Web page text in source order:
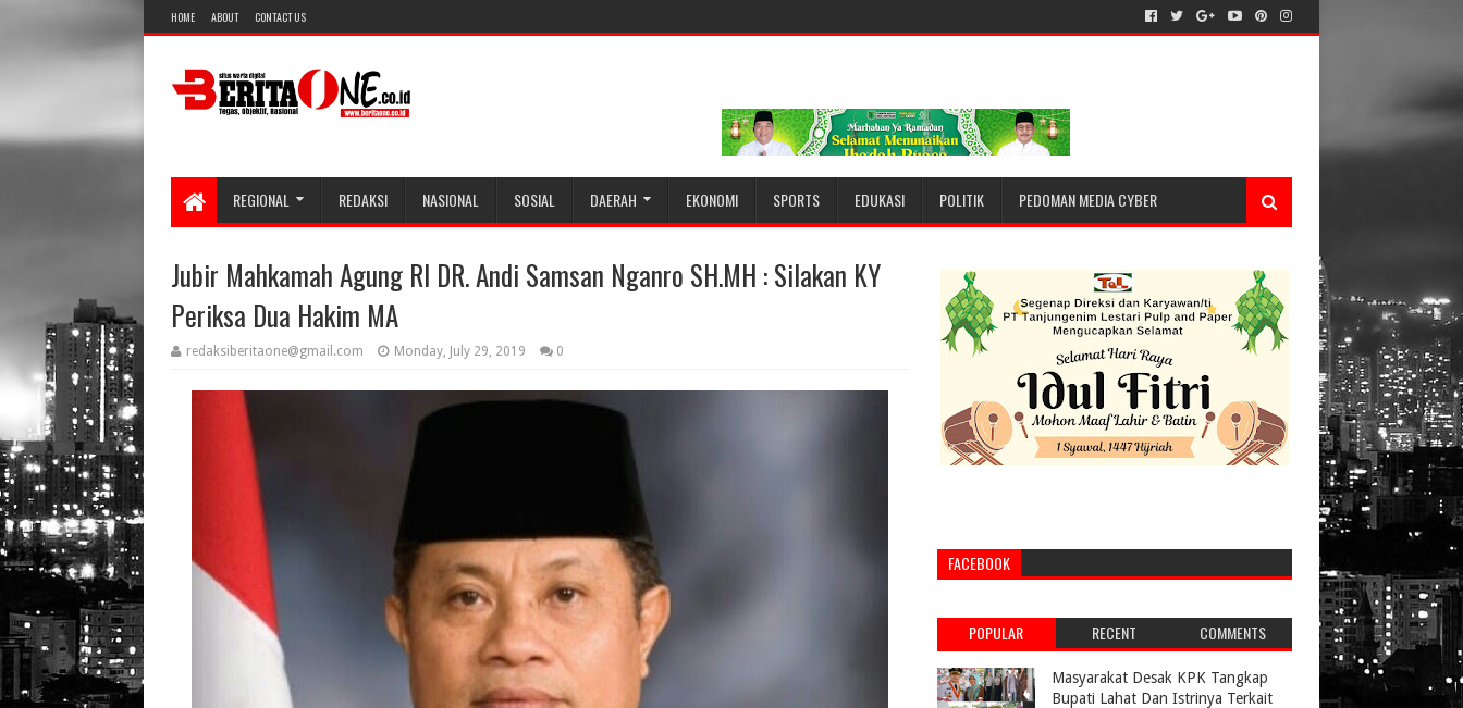
HOME ABOUT CONTACT US
REGIONAL REDAKSI NASIONAL SOSIAL DAERAH EKONOMI SPORTS EDUKASI POLITIK PEDOMAN MEDIA CYBER
Jubir Mahkamah Agung RI DR. Andi Samsan Nganro SH.MH : Silakan KY
Periksa Dua Hakim MA
redaksiberitaone@gmail.com Monday, July 29, 2019 0
FACEBOOK
POPULAR RECENT COMMENTS
Masyarakat Desak KPK Tangkap
Bupati Lahat Dan Istrinya Terkait